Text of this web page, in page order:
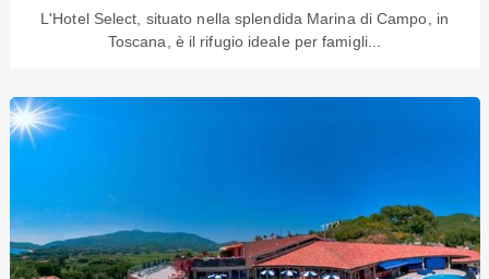
L'Hotel Select, situato nella splendida Marina di Campo, in
Toscana, è il rifugio ideale per famigli...